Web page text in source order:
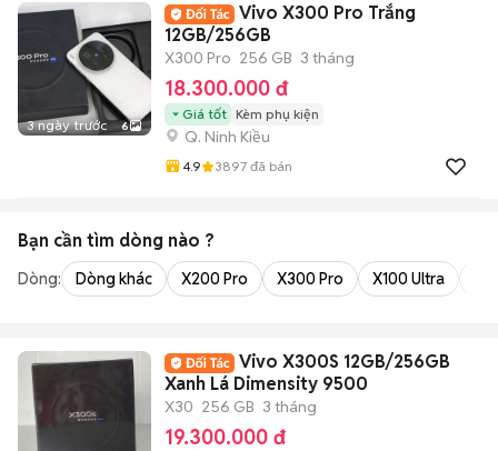
3 ngày trước 6
Vivo X300 Pro Trắng
12GB/256GB
X300 Pro 256 GB 3 tháng
18.300.000 đ
Giá tốt Kèm phụ kiện
Q. Ninh Kiều
4.9 3897 đã bán
Bạn cần tìm dòng nào ?
Dòng: Dòng khác X200 Pro X300 Pro X100 Ultra
Vivo X300S 12GB/256GB
Xanh Lá Dimensity 9500
X30 256 GB 3 tháng
19.300.000 đ